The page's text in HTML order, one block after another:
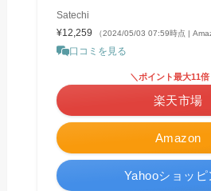
Satechi
¥12,259
（2024/05/03 07:59時点 |
口コミを見る
Amazon
＼ポイント最大11倍
楽天市場
Yahooショッピ